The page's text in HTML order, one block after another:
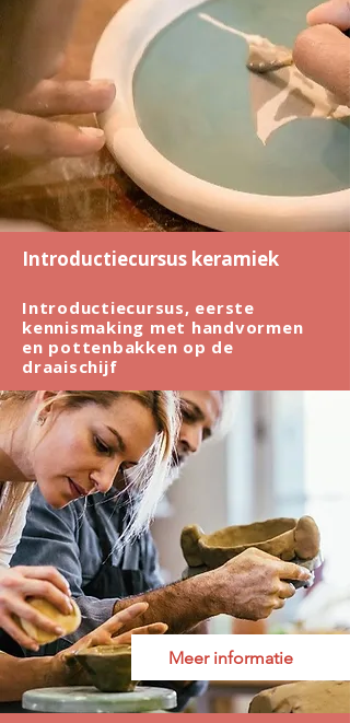
Introductiecursus, eerste
kennismaking met handvormen
en pottenbakken op de
draaischijf
Introductiecursus keramiek
Meer informatie